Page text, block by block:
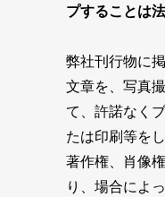
プすることは
弊社刊行物に
文章を、写真
て、許諾なく
たは印刷等を
著作権、肖像
り、場合によ